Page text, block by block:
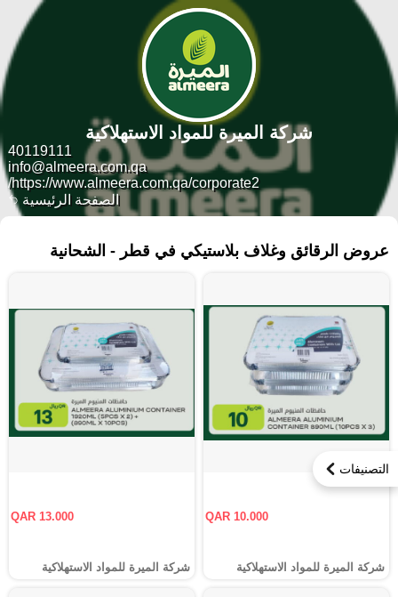
الصفحة الرئيسية
40119111
info@almeera.com.qa
https://www.almeera.com.qa/corporate2/
شركة الميرة للمواد الاستهلاكية
التصنيفات
عروض الرقائق وغلاف بلاستيكي في قطر - الشحانية
QAR 10.000
شركة الميرة للمواد الاستهلاكية
QAR 13.000
شركة الميرة للمواد الاستهلاكية